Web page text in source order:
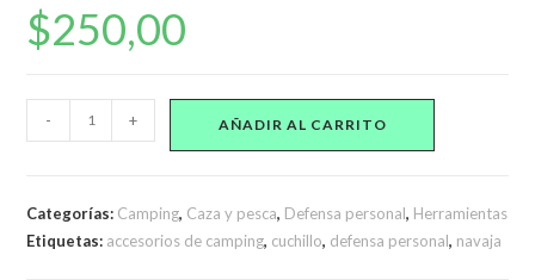
$250,00
Manual
- + AÑADIR AL CARRITO
Categorías: Camping, Caza y pesca, Defensa personal, Herramientas
Etiquetas: accesorios de camping, cuchillo, defensa personal, navaja